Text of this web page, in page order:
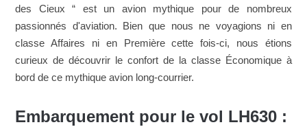
des Cieux “ est un avion mythique pour de nombreux
passionnés d'aviation. Bien que nous ne voyagions ni en
classe Affaires ni en Première cette fois-ci, nous étions
curieux de découvrir le confort de la classe Économique à
bord de ce mythique avion long-courrier.
Embarquement pour le vol LH630 :